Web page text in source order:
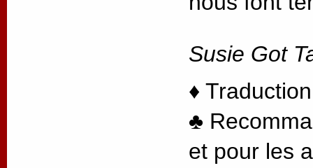
Susie Got
♦
♣
et pour les